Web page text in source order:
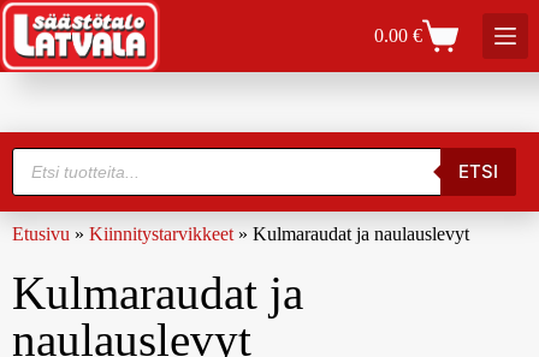
0.00€
ETSI
Etusivu » Kiinnitystarvikkeet » Kulmaraudat ja naulauslevyt
Kulmaraudat ja
naulauslevyt